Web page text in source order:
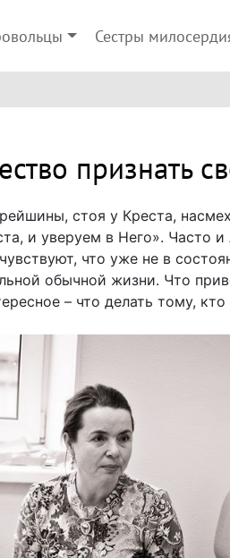
Сестры
признать
стоя у Креста,
и уверуем в Него». Часто
что уже не в
обычной жизни. Что
– что делать тому,